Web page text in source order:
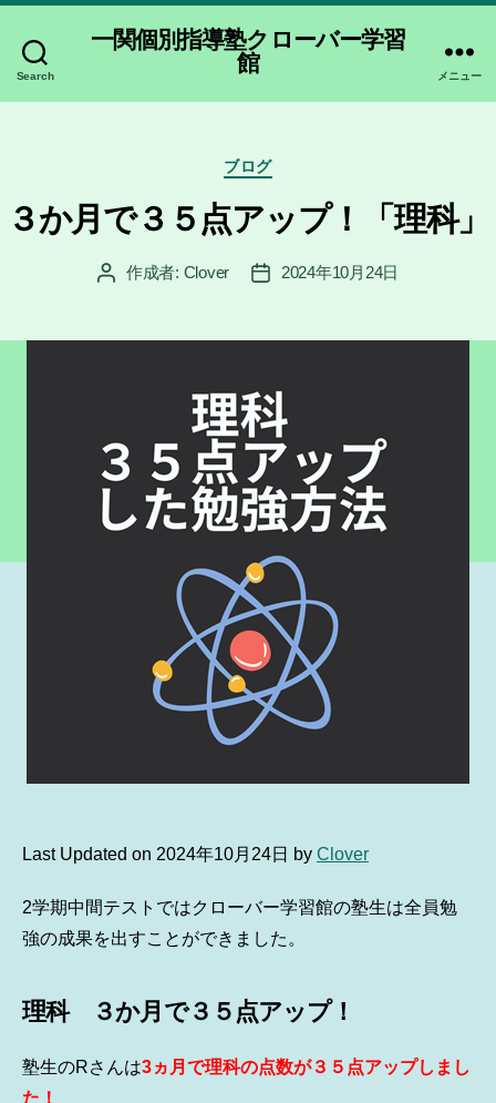
Search
一関個別指導塾クローバー学習
館
メニュー
カ
テ
ゴ
リ
ブログ
３か月で３５点アップ！「理科」
投 作成者: Clover
投
2024年10月24日
Last Updated on 2024年10月24日 by Clover
2学期中間テストではクローバー学習館の塾生は全員勉
強の成果を出すことができました。
理科 ３か月で３５点アップ！
塾生のRさんは3ヵ月で理科の点数が３５点アップしまし
た！